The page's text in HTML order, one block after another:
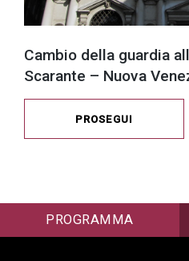
Cambio della guardia
Scarante – Nuova
PROSEGUI
PROGRAMMA